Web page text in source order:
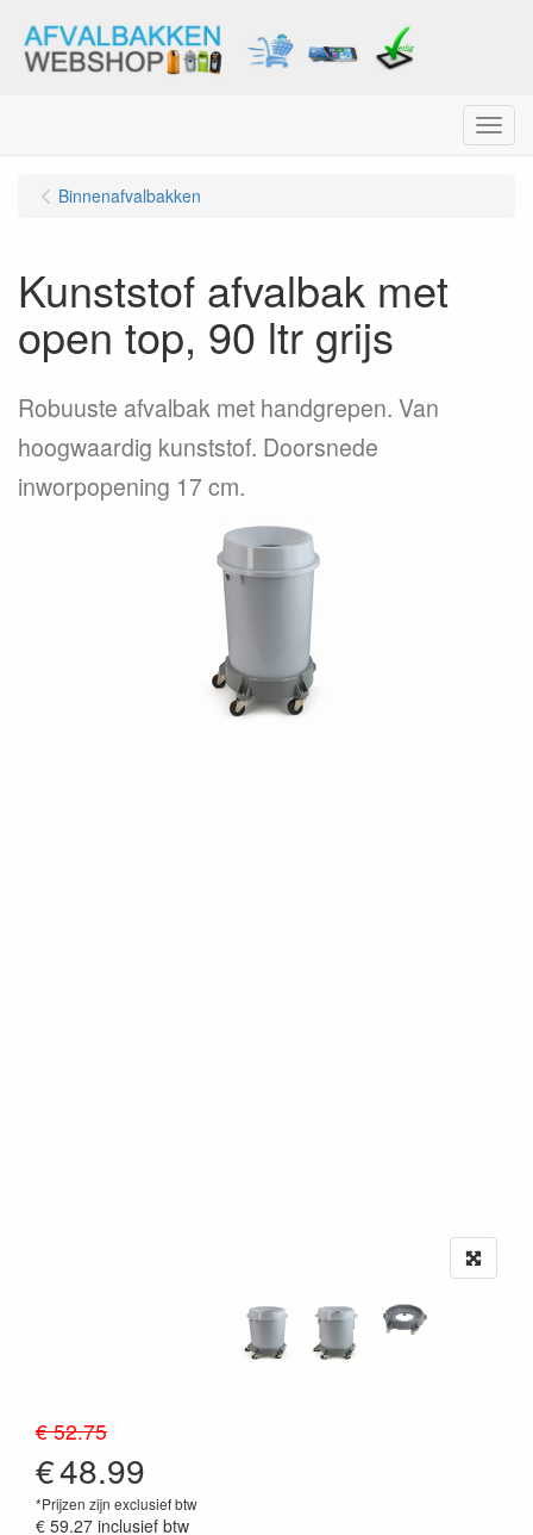
Menu
Binnenafvalbakken
Kunststof afvalbak met
open top, 90 ltr grijs
Robuuste afvalbak met handgrepen. Van
hoogwaardig kunststof. Doorsnede
inworpopening 17 cm.
€ 52.75
€48.99
*Prijzen zijn exclusief btw
€ 59.27 inclusief btw